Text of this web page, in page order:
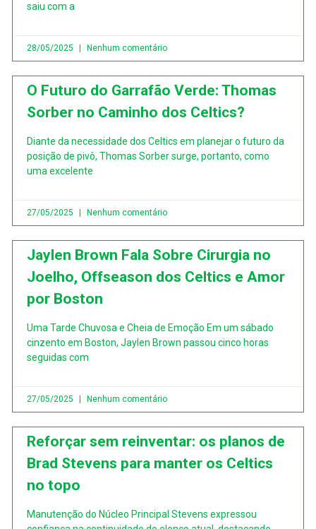
saiu com a
28/05/2025 Nenhum comentário
O Futuro do Garrafão Verde: Thomas
Sorber no Caminho dos Celtics?
Diante da necessidade dos Celtics em planejar o futuro da
posição de pivô, Thomas Sorber surge, portanto, como
uma excelente
27/05/2025 Nenhum comentário
Jaylen Brown Fala Sobre Cirurgia no
Joelho, Offseason dos Celtics e Amor
por Boston
Uma Tarde Chuvosa e Cheia de Emoção Em um sábado
cinzento em Boston, Jaylen Brown passou cinco horas
seguidas com
27/05/2025 Nenhum comentário
Reforçar sem reinventar: os planos de
Brad Stevens para manter os Celtics
no topo
Manutenção do Núcleo Principal Stevens expressou